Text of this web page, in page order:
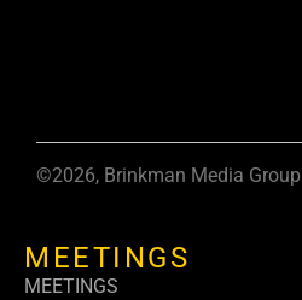
©2026, Brinkman Media Group
MEETINGS
MEETINGS